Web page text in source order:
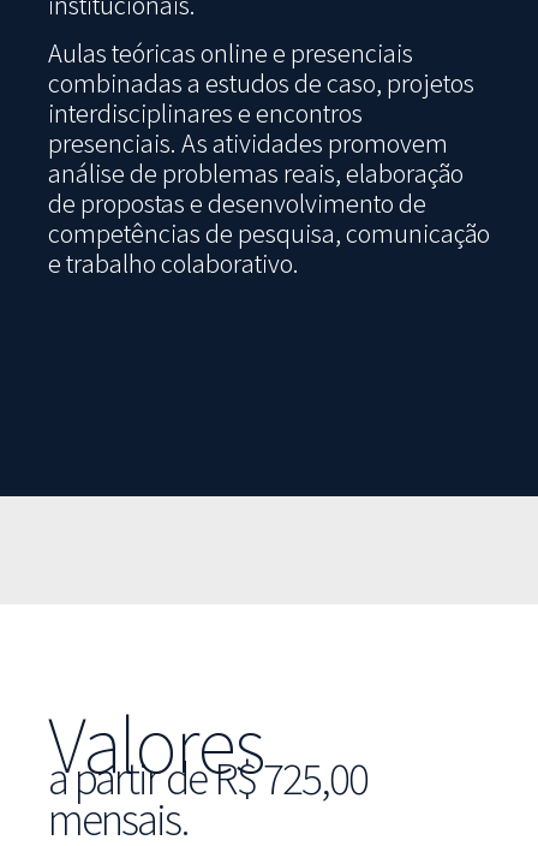
Aulas teóricas online e presenciais
combinadas a estudos de caso, projetos
interdisciplinares e encontros
presenciais. As atividades promovem
análise de problemas reais, elaboração
de propostas e desenvolvimento de
competências de pesquisa, comunicação
e trabalho colaborativo.
Valores
a partir de R$ 725,00
mensais.